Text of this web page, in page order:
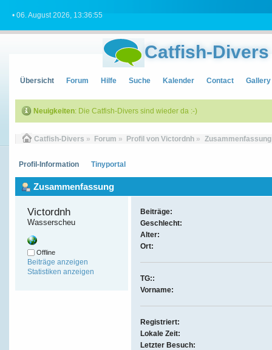
• 06. August 2026, 13:36:55
Catfish-Divers
Übersicht Forum Hilfe Suche Kalender Contact Gallery
Neuigkeiten: Die Catfish-Divers sind wieder da :-)
Catfish-Divers » Forum » Profil von Victordnh » Zusammenfassung
Profil-Information Tinyportal
Zusammenfassung
Victordnh
Wasserscheu
Offline
Beiträge anzeigen
Statistiken anzeigen
Beiträge:
Geschlecht:
Alter:
Ort:
TG::
Vorname:
Registriert:
Lokale Zeit:
Letzter Besuch: